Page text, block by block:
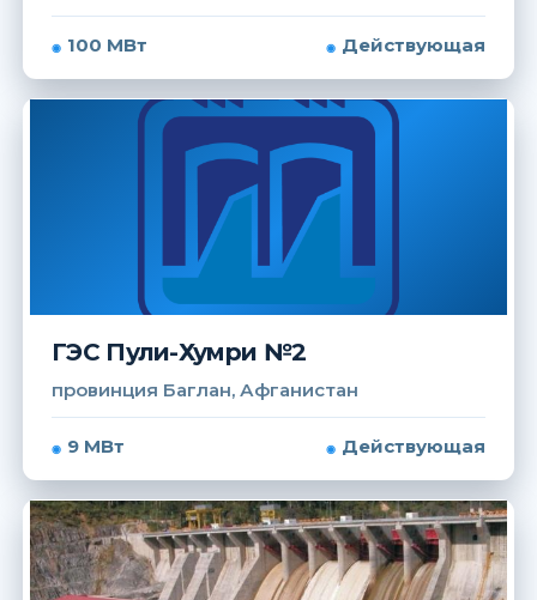
100 МВт Действующая
ГЭС Пули-Хумри №2
провинция Баглан, Афганистан
9 МВт Действующая